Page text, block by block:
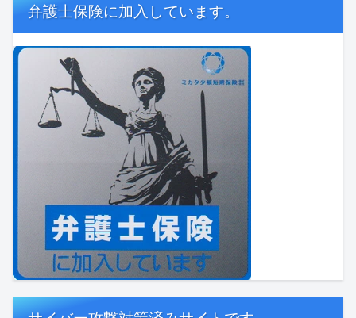
弁護士保険に加入しています。